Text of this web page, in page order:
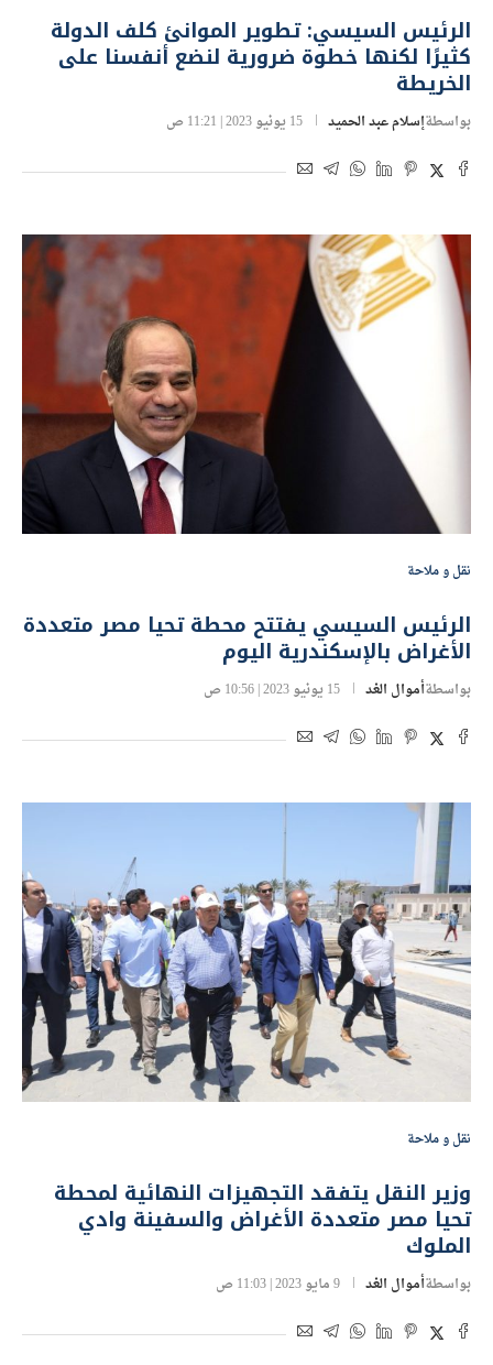
الرئيس السيسي: تطوير الموانئ كلف الدولة
كثيرًا لكنها خطوة ضرورية لنضع أنفسنا على
الخريطة
بواسطةإسلام عبد الحميد 15 يونيو 2023 | 11:21 ص
نقل و ملاحة
الرئيس السيسي يفتتح محطة تحيا مصر متعددة
الأغراض بالإسكندرية اليوم
بواسطةأموال الغد 15 يونيو 2023 | 10:56 ص
نقل و ملاحة
وزير النقل يتفقد التجهيزات النهائية لمحطة
تحيا مصر متعددة الأغراض والسفينة وادي
الملوك
بواسطةأموال الغد 9 مايو 2023 | 11:03 ص